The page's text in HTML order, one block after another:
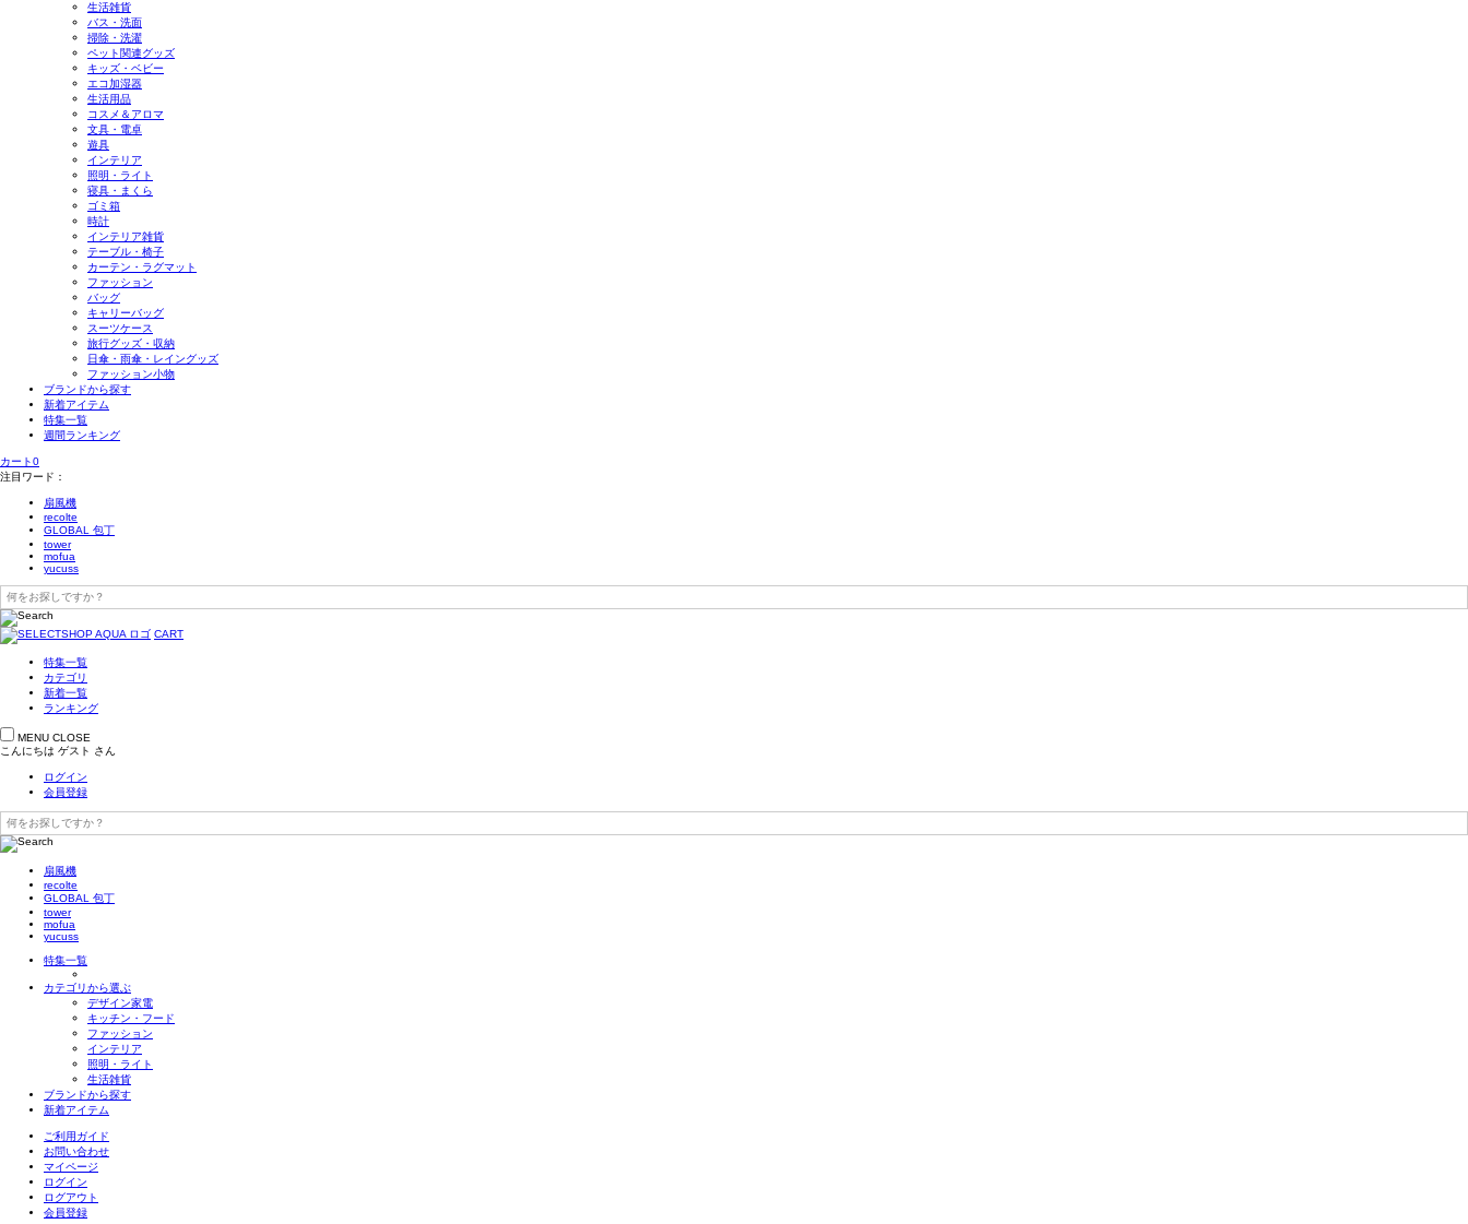
生活雑貨
バス・洗面
掃除・洗濯
ペット関連グッズ
キッズ・ベビー
エコ加湿器
生活用品
コスメ＆アロマ
文具・電卓
遊具
インテリア
照明・ライト
寝具・まくら
ゴミ箱
時計
インテリア雑貨
テーブル・椅子
カーテン・ラグマット
ファッション
バッグ
キャリーバッグ
スーツケース
旅行グッズ・収納
日傘・雨傘・レイングッズ
ファッション小物
ブランドから探す
新着アイテム
特集一覧
週間ランキング
カート0
注目ワード：
扇風機
recolte
GLOBAL 包丁
tower
mofua
yucuss
CART
特集一覧
カテゴリ
新着一覧
ランキング
MENU CLOSE
こんにちは ゲスト さん
ログイン
会員登録
扇風機
recolte
GLOBAL 包丁
tower
mofua
yucuss
特集一覧
カテゴリから選ぶ
デザイン家電
キッチン・フード
ファッション
インテリア
照明・ライト
生活雑貨
ブランドから探す
新着アイテム
ご利用ガイド
お問い合わせ
マイページ
ログイン
ログアウト
会員登録